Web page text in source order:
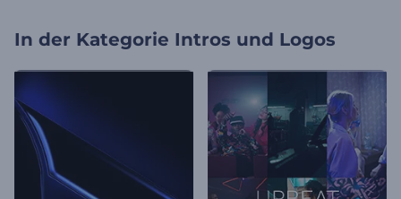
In der Kategorie Intros und Logos